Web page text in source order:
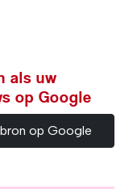
als uw
op Google
op Google